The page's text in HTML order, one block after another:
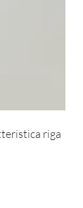
riga